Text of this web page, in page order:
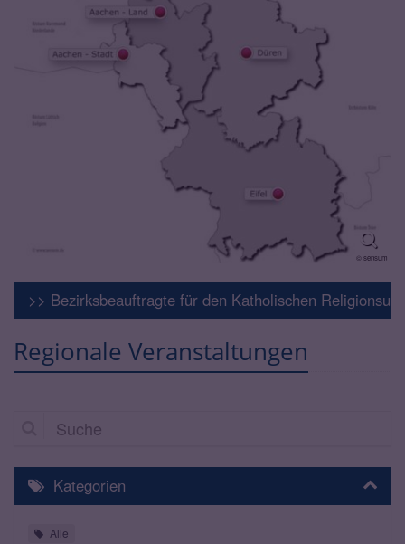
© sensum
>> Bezirksbeauftragte für den Katholischen
Regionale Veranstaltungen
Kategorien
Alle